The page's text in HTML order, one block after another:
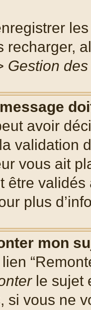
recharger,
Gestion
avoir
validation
vous ait
être validés
plus
mon
le sujet
si vous ne